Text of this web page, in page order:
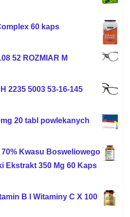
60 kaps
52 ROZMIAR M
2235 5003 53-16-145
20 tabl powlekanych
Kwasu Bosweliowego
Ekstrakt 350 Mg 60 Kaps
B I Witaminy C X 100